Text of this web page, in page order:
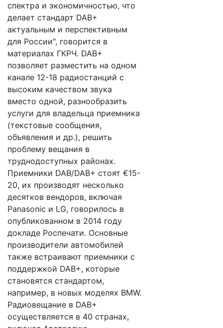
спектра и экономичностью, что
делает стандарт DAB+
актуальным и перспективным
для России", говорится в
материалах ГКРЧ. DAB+
позволяет разместить на одном
канале 12-18 радиостанций с
высоким качеством звука
вместо одной, разнообразить
услуги для владельца приемника
(текстовые сообщения,
объявления и др.), решить
проблему вещания в
труднодоступных районах.
Приемники DAB/DAB+ стоят €15-
20, их производят несколько
десятков вендоров, включая
Panasonic и LG, говорилось в
опубликованном в 2014 году
докладе Роспечати. Основные
производители автомобилей
также встраивают приемники с
поддержкой DAB+, которые
становятся стандартом,
например, в новых моделях BMW.
Радиовещание в DAB+
осуществляется в 40 странах,